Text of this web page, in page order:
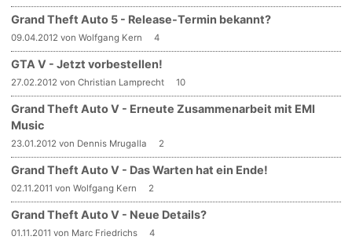
Grand Theft Auto 5 - Release-Termin bekannt?
09.04.2012 von Wolfgang Kern 4
GTA V - Jetzt vorbestellen!
27.02.2012 von Christian Lamprecht 10
Grand Theft Auto V - Erneute Zusammenarbeit mit EMI
Music
23.01.2012 von Dennis Mrugalla 2
Grand Theft Auto V - Das Warten hat ein Ende!
02.11.2011 von Wolfgang Kern 2
Grand Theft Auto V - Neue Details?
01.11.2011 von Marc Friedrichs 4